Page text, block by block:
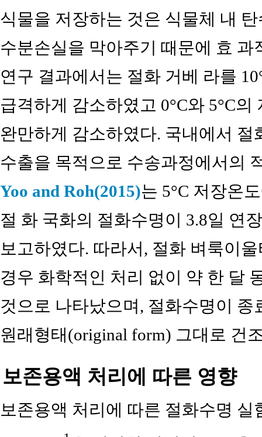
식물을 저장하는 것은 식물체 내
수분손실을 막아주기 때문에 효 과
연구 결과에서는 절화 거베 라를
급격하게 감소하였고 0°C와 5°C
완만하게 감소하였다. 국내에서
수출을 목적으로 수송과정에서의
Yoo and Roh(2015)는 5°C 저장온
절 화 국화의 절화수명이 3.8일 연
보고하였다. 따라서, 절화 벼룩이
경우 화학적인 처리 없이 약 한 달
것으로 나타났으며, 절화수명이
원래형태(original form) 그대로 건
보존용액 처리에 따른 영향
보존용액 처리에 따른 절화수명 실